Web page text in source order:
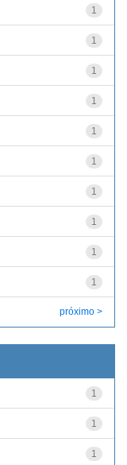
1
1
1
1
1
1
1
1
1
1
próximo >
1
1
1